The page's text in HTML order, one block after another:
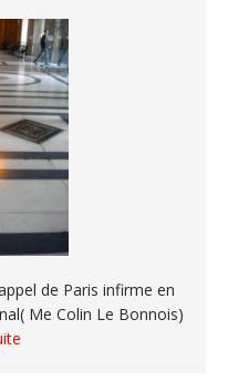
de Paris infirme en
Me Colin Le Bonnois)